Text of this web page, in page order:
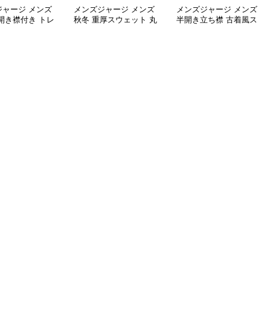
ャージ メンズ
き襟付き トレ
メンズジャージ メンズ
秋冬 重厚スウェット 丸
メンズジャージ メンズ
半開き立ち襟 古着風ス